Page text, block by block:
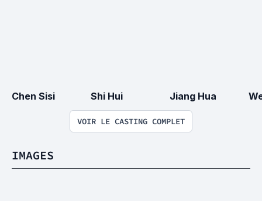
Chen Sisi Shi Hui Jiang Hua
VOIR LE CASTING COMPLET
IMAGES